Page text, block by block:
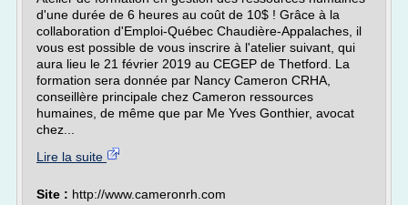
d'une durée de 6 heures au coût de 10$ ! Grâce à la
collaboration d'Emploi-Québec Chaudière-Appalaches, il
vous est possible de vous inscrire à l'atelier suivant, qui
aura lieu le 21 février 2019 au CEGEP de Thetford. La
formation sera donnée par Nancy Cameron CRHA,
conseillère principale chez Cameron ressources
humaines, de même que par Me Yves Gonthier, avocat
chez...
Lire la suite
Site : http://www.cameronrh.com